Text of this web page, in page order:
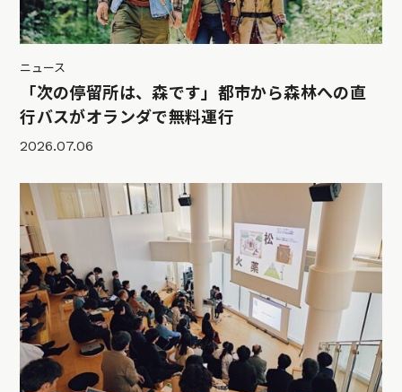
ニュース
「次の停留所は、森です」都市から森林への直
行バスがオランダで無料運行
2026.07.06